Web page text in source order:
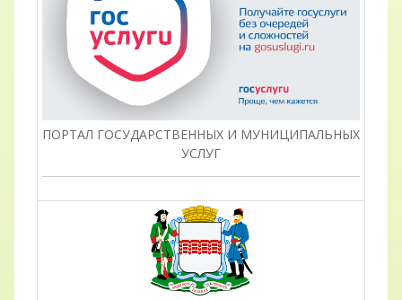
ПОРТАЛ ГОСУДАРСТВЕННЫХ И МУНИЦИПАЛЬНЫХ
УСЛУГ